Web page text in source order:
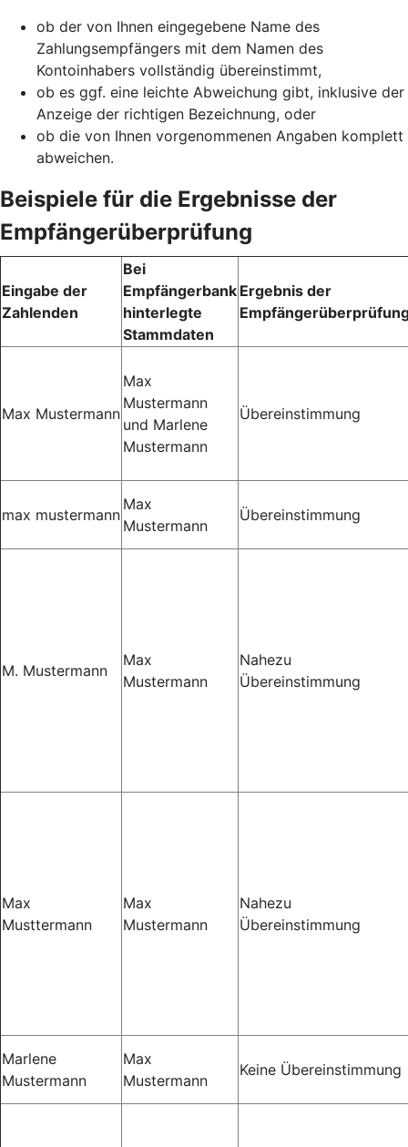
ob der von Ihnen eingegebene Name des
Zahlungsempfängers mit dem Namen des
Kontoinhabers vollständig übereinstimmt,
ob es ggf. eine leichte Abweichung gibt, inklusive der
Anzeige der richtigen Bezeichnung, oder
ob die von Ihnen vorgenommenen Angaben komplett
abweichen.
Beispiele für die Ergebnisse der
Empfängerüberprüfung
Eingabe der
Zahlenden
Bei
Empfängerbank
hinterlegte
Stammdaten
Ergebnis der
Max Mustermann
Max
Mustermann
und Marlene
Mustermann
Übereinstimmung
max mustermann
Max
Mustermann
Übereinstimmung
M. Mustermann
Max
Mustermann
Nahezu
Übereinstimmung
Max
Musttermann
Max
Mustermann
Nahezu
Übereinstimmung
Marlene
Mustermann
Max
Mustermann
Keine Übereinstimmung